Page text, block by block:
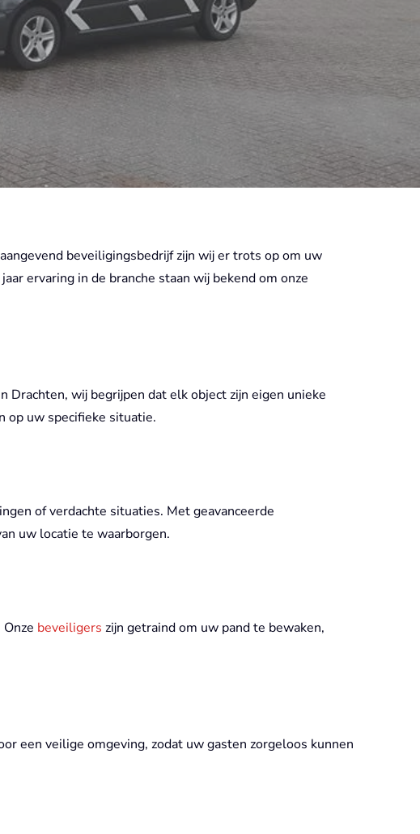
beveiligingsbedrijf zijn wij er trots op om uw
ervaring in de branche staan wij bekend om onze
Drachten, wij begrijpen dat elk object zijn eigen unieke
op uw specifieke situatie.
of verdachte situaties. Met geavanceerde
uw locatie te waarborgen.
Onze beveiligers zijn getraind om uw pand te bewaken,
een veilige omgeving, zodat uw gasten zorgeloos kunnen